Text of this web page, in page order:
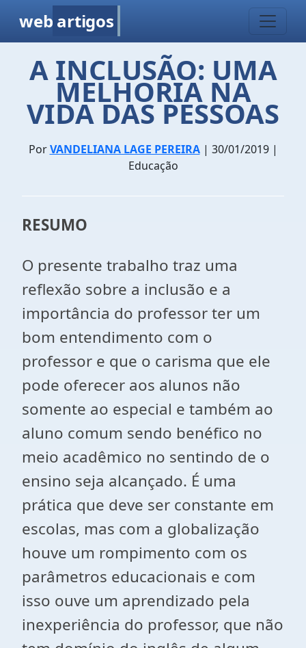
web artigos
A INCLUSÃO: UMA
MELHORIA NA
VIDA DAS PESSOAS
PorVANDELIANA LAGE PEREIRA| 30/01/2019 |
Educação
RESUMO
O presente trabalho traz uma
reflexão sobre a inclusão e a
importância do professor ter um
bom entendimento com o
professor e que o carisma que ele
pode oferecer aos alunos não
somente ao especial e também ao
aluno comum sendo benéfico no
meio acadêmico no sentindo de o
ensino seja alcançado. É uma
prática que deve ser constante em
escolas, mas com a globalização
houve um rompimento com os
parâmetros educacionais e com
isso ouve um aprendizado pela
inexperiência do professor, que não